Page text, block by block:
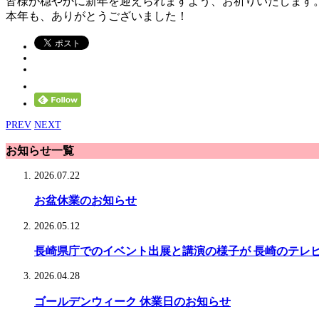
本年も、ありがとうございました！
PREV NEXT
お知らせ一覧
2026.07.22
お盆休業のお知らせ
2026.05.12
長崎県庁でのイベント出展と講演の様子が 長崎のテレ
2026.04.28
ゴールデンウィーク 休業日のお知らせ